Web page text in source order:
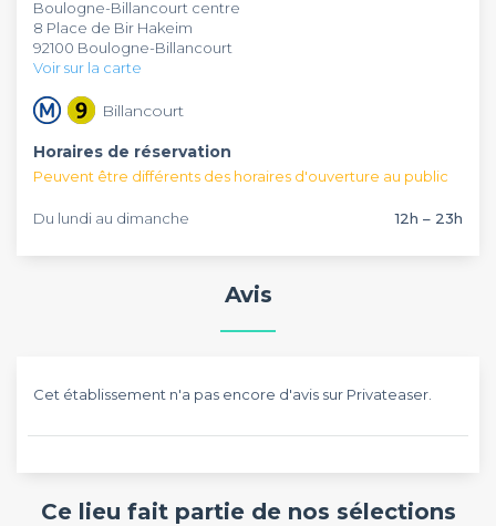
dans des espaces adaptés à vos besoins. Les spécialités
maison comme le butter chicken, les biryanis parfumés et
les naans fraîchement préparés au tandoori raviront tous les
palais.
L'établissement dispose d'une terrasse, d'une salle privée et
propose des options végétariennes. Pour toute réservation,
n'hésitez pas à faire une demande sur Privateaser, c'est
gratuit et sans engagement !
Boulogne-Billancourt centre
8 Place de Bir Hakeim
92100 Boulogne-Billancourt
Voir sur la carte
Billancourt
Horaires de réservation
Peuvent être différents des horaires d'ouverture au public
Du lundi au dimanche 12h – 23h
Avis
Cet établissement n'a pas encore d'avis sur Privateaser.
Ce lieu fait partie de nos sélections